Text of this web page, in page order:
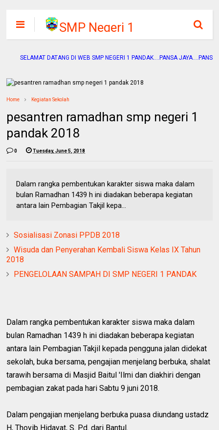
SMP Negeri 1
Pandak
SELAMAT DATANG DI WEB SMP NEGERI 1 PANDAK....PANSA JAYA....PANSA
Home Kegiatan Sekolah
pesantren ramadhan smp negeri 1
pandak 2018
0 Tuesday, June 5, 2018
Dalam rangka pembentukan karakter siswa maka dalam
bulan Ramadhan 1439 h ini diadakan beberapa kegiatan
antara lain Pembagian Takjil kepa...
Sosialisasi Zonasi PPDB 2018
Wisuda dan Penyerahan Kembali Siswa Kelas IX Tahun
2018
PENGELOLAAN SAMPAH DI SMP NEGERI 1 PANDAK
Dalam rangka pembentukan karakter siswa maka dalam
bulan Ramadhan 1439 h ini diadakan beberapa kegiatan
antara lain Pembagian Takjil kepada pengguna jalan didekat
sekolah, buka bersama, pengajian menjelang berbuka, shalat
tarawih bersama di Masjid Baitul 'Ilmi dan diakhiri dengan
pembagian zakat pada hari Sabtu 9 juni 2018.
Dalam pengajian menjelang berbuka puasa diundang ustadz
H, Thoyib Hidayat, S. Pd. dari Bantul.